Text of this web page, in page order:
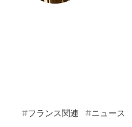
フランス関連 ニュース